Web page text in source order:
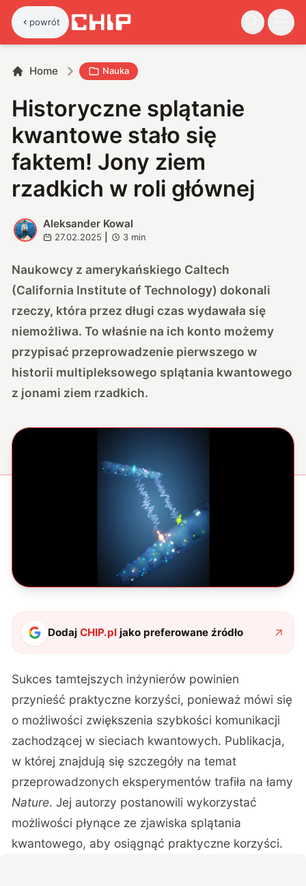
powrót
Home Nauka
Historyczne splątanie
kwantowe stało się
faktem! Jony ziem
rzadkich w roli głównej
A
Aleksander Kowal
27.02.2025 3 min
Naukowcy z amerykańskiego Caltech
(California Institute of Technology) dokonali
rzeczy, która przez długi czas wydawała się
niemożliwa. To właśnie na ich konto możemy
przypisać przeprowadzenie pierwszego w
historii multipleksowego splątania kwantowego
z jonami ziem rzadkich.
DodajCHIP.pl jako preferowane źródło
Sukces tamtejszych inżynierów powinien
przynieść praktyczne korzyści, ponieważ mówi się
o możliwości zwiększenia szybkości komunikacji
zachodzącej w sieciach kwantowych. Publikacja,
w której znajdują się szczegóły na temat
przeprowadzonych eksperymentów trafiła na łamy
Nature. Jej autorzy postanowili wykorzystać
możliwości płynące ze zjawiska splątania
kwantowego, aby osiągnąć praktyczne korzyści.